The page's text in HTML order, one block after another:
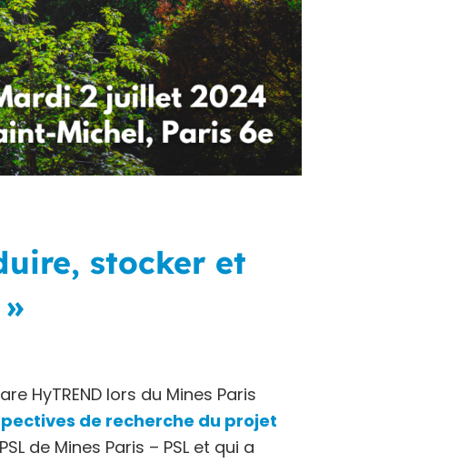
stocker et
HyTREND lors du Mines Paris
de recherche du projet
de Mines Paris – PSL et qui a